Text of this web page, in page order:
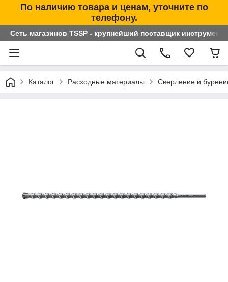
По наличию товара и ценам, уточните по
телефону.
Сеть магазинов TSSP - крупнейший поставщик
Каталог Расходные материалы Сверление и